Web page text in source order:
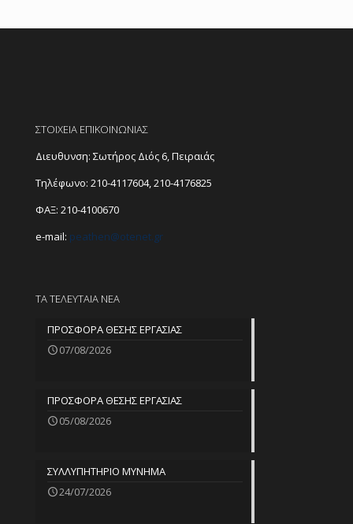
ΣΤΟΙΧΕΙΑ ΕΠΙΚΟΙΝΩΝΙΑΣ
Διευθυνση: Σωτήρος Διός 6, Πειραιάς
Τηλέφωνο: 210-4117604,210-4176825
ΦΑΞ: 210-4100670
e-mail: peathen@otenet.gr
ΤΑ ΤΕΛΕΥΤΑΙΑ ΝΕΑ
ΠΡΟΣΦΟΡΑ ΘΕΣΗΣ ΕΡΓΑΣΙΑΣ
07/08/2026
ΠΡΟΣΦΟΡΑ ΘΕΣΗΣ ΕΡΓΑΣΙΑΣ
05/08/2026
ΣΥΛΛΥΠΗΤΗΡΙΟ ΜΥΝΗΜΑ
24/07/2026